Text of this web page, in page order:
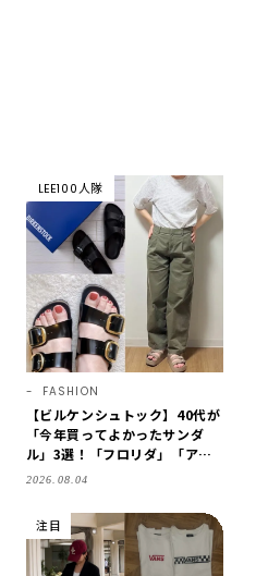
LEE100人隊
FASHION
【ビルケンシュトック】40代が
「今年買ってよかったサンダ
ル」3選！「フロリダ」「アリ
ゾナ」の履き心地＆サイズ選び
2026.08.04
注目